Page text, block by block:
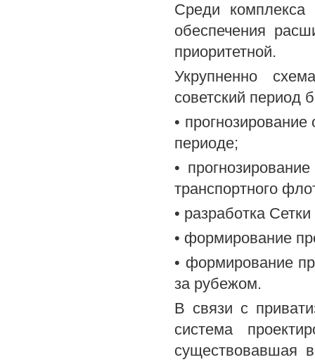
Среди
обеспечения
приоритетной.
Укрупненно
советский период
•
периоде;
•
транспортного
• разработка
• формирование
• формирование
за рубежом.
В связи с
система
существовавшая